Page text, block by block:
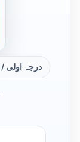
Al Aula (1st Year) / درجہ اولی